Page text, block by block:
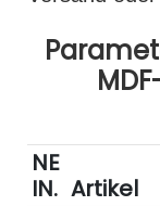
NE
IN. Artikel